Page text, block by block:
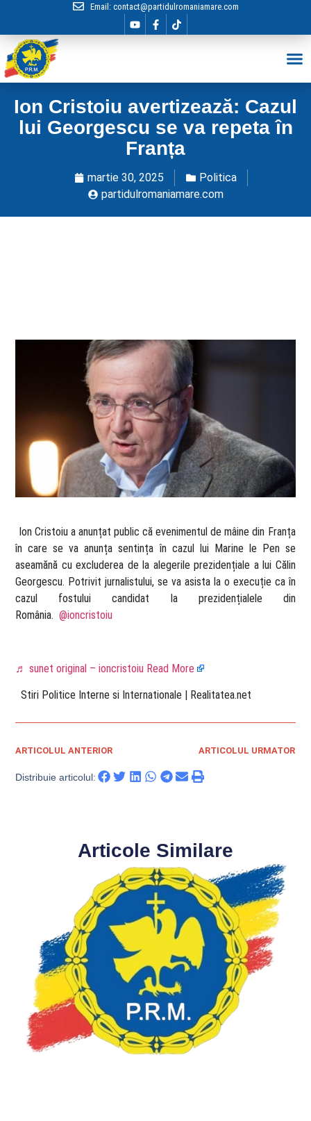
Email: contact@partidulromaniamare.com
Ion Cristoiu avertizează: Cazul
lui Georgescu se va repeta în
Franța
martie 30, 2025
Politica
partidulromaniamare.com
​ Ion Cristoiu a anunțat public că evenimentul de mâine din Franța
în care se va anunța sentința în cazul lui Marine le Pen se
aseamănă cu excluderea de la alegerile prezidențiale a lui Călin
Georgescu. Potrivit jurnalistului, se va asista la o execuție ca în
cazul fostului candidat la prezidențialele din
România.@ioncristoiu
♬ sunet original – ioncristoiu Read More
​ Stiri Politice Interne si Internationale | Realitatea.net
ARTICOLUL ANTERIOR ARTICOLUL URMATOR
Distribuie articolul:
Articole Similare